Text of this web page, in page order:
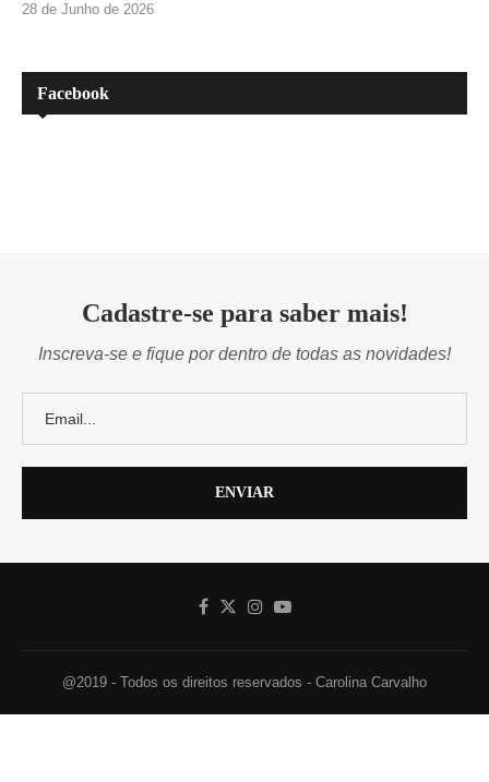
28 de Junho de 2026
Facebook
Cadastre-se para saber mais!
Inscreva-se e fique por dentro de todas as novidades!
@2019 - Todos os direitos reservados - Carolina Carvalho